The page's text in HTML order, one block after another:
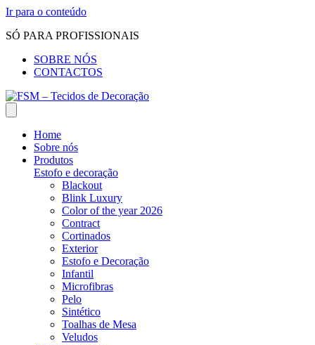
Ir para o conteúdo
SÓ PARA PROFISSIONAIS
SOBRE NÓS
CONTACTOS
Home
Sobre nós
Produtos
Estofo e decoração
Blackout
Blink Luxury
Color of the year 2026
Contract
Cortinados
Exterior
Estofo e Decoração
Infantil
Microfibras
Pelo
Sintético
Toalhas de Mesa
Veludos